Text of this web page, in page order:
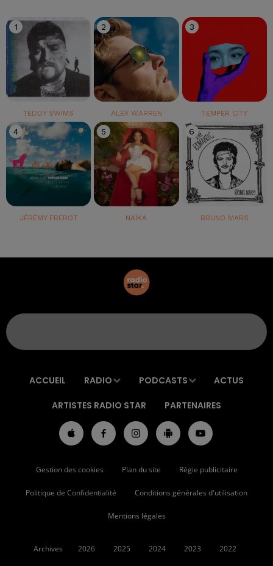
1
TEDDY SWIMS
2
ALEX WARREN
3
TEMPER CITY
4
JÉRÉMY FREROT
5
NAÏKA
6
BRUNO MARS
ACCUEIL RADIO PODCASTS ACTUS
ARTISTES RADIO STAR PARTENAIRES
Gestion des cookies Plan du site Régie publicitaire
Politique de Confidentialité Conditions générales d'utilisation
Mentions légales
Archives 2026 2025 2024 2023 2022